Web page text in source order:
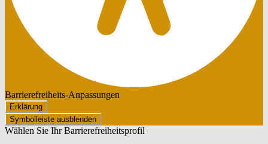
Barrierefreiheits-Anpassungen
Erklärung
Symbolleiste ausblenden
Wählen Sie Ihr Barrierefreiheitsprofil